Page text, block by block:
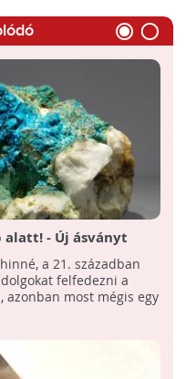
alatt! - Új ásványt
220 éves cornwall-
a 21. században
felfedezni a
azonban most mégis egy